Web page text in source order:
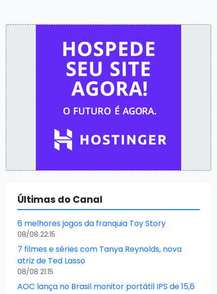
Últimas do Canal
6 melhores jogos da franquia Toy Story
08/08 22:15
7 filmes e séries com Tanya Reynolds, nova
atriz de Ted Lasso
08/08 21:15
AOC lança no Brasil monitor portátil IPS de 15,6